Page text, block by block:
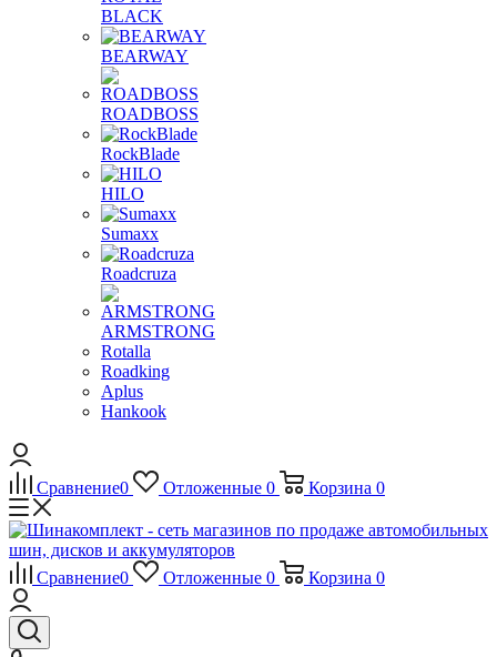
BLACK
BEARWAY
ROADBOSS
RockBlade
HILO
Sumaxx
Roadcruza
ARMSTRONG
Rotalla
Roadking
Aplus
Hankook
Сравнение0 Отложенные 0 Корзина 0
Сравнение0 Отложенные 0 Корзина 0